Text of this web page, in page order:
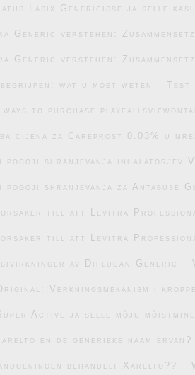
Lasix Genericisse ja selle
Generic verstehen:
Generic verstehen:
wat u moet weten Test
to purchase
cijena za Careprost 0.03% u
pogoji shranjevanja inhalatorjev
pogoji shranjevanja za Antabuse
orsaker till att Levitra
orsaker till att Levitra
av Diflucan Generic
Verkningsmekanism i
Active ja selle mõju mõistmine
en de generieke naam ervan?
behandelt Xarelto??